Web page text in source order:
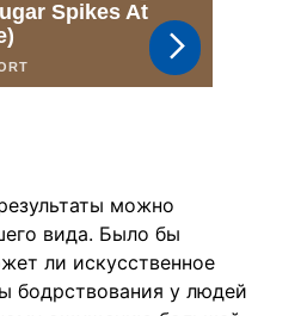
можно
вида. Было бы
ли искусственное
бодрствования у людей